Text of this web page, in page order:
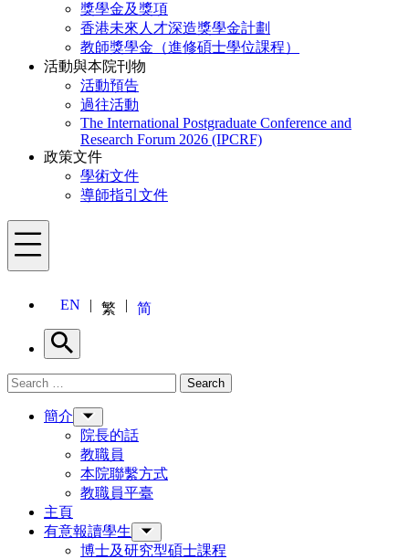
獎學金及獎項
香港未來人才深造獎學金計劃
教師獎學金（進修碩士學位課程）
活動與本院刊物
活動預告
過往活動
The International Postgraduate Conference and
Research Forum 2026 (IPCRF)
政策文件
學術文件
導師指引文件
Menu
EN 繁 简
Search
Search for: Search
簡介
院長的話
教職員
本院聯繫方式
教職員平臺
主頁
有意報讀學生
博士及研究型碩士課程